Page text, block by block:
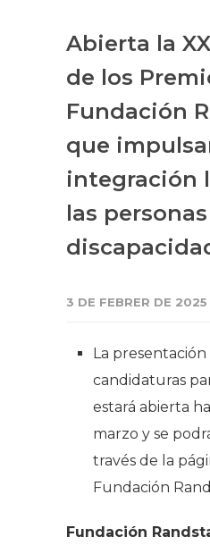
Abierta la
de los
Fundación
que
integración
las
3 DE FEBRER DE 2025
La presentación
candidaturas
estará abierta
marzo y se
través de la
Fundación
Fundación